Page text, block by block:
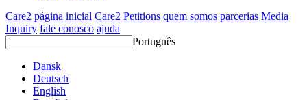
Care2 página inicial Care2 Petitions quem somos parcerias Media
Inquiry fale conosco ajuda
Português
Dansk
Deutsch
English